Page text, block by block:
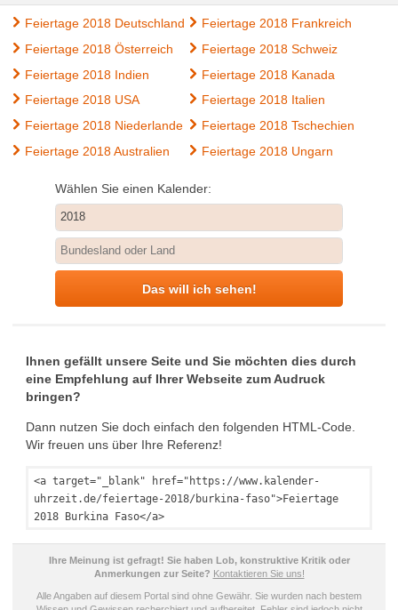
Feiertage 2018 Deutschland
Feiertage 2018 Frankreich
Feiertage 2018 Österreich
Feiertage 2018 Schweiz
Feiertage 2018 Indien
Feiertage 2018 Kanada
Feiertage 2018 USA
Feiertage 2018 Italien
Feiertage 2018 Niederlande
Feiertage 2018 Tschechien
Feiertage 2018 Australien
Feiertage 2018 Ungarn
Wählen Sie einen Kalender:
Das will ich sehen!
Ihnen gefällt unsere Seite und Sie möchten dies durch
eine Empfehlung auf Ihrer Webseite zum Audruck
bringen?
Dann nutzen Sie doch einfach den folgenden HTML-Code.
Wir freuen uns über Ihre Referenz!
<a target="_blank" href="https://www.kalender-
uhrzeit.de/feiertage-2018/burkina-faso">Feiertage
2018 Burkina Faso</a>
Ihre Meinung ist gefragt! Sie haben Lob, konstruktive Kritik oder
Anmerkungen zur Seite? Kontaktieren Sie uns!
Alle Angaben auf diesem Portal sind ohne Gewähr. Sie wurden nach bestem